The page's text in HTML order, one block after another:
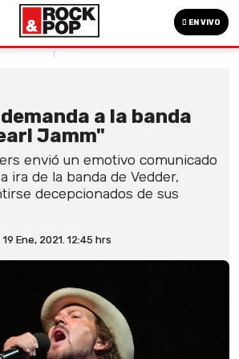
EN VIVO
a la banda
Jamm"
envió un emotivo comunicado
ira de la banda de Vedder,
decepcionados de sus
19 Ene, 2021. 12:45 hrs